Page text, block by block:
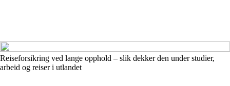
Reiseforsikring ved lange opphold – slik dekker den under studier,
arbeid og reiser i utlandet